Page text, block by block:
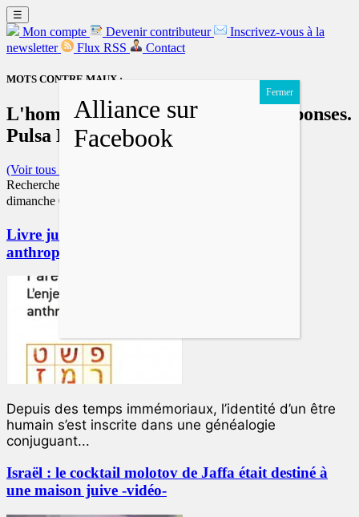
☰
Mon compte Devenir contributeur
Inscrivez-vous à la
newsletter
Flux RSS Contact
MOTS CONTRE MAUX :
L'homme ne peut vivre avec des réponses.
Pulsa Di Nura Richard Sitbon
(Voir tous les mots)
Rechercher :
dimanche 09 août 2026-
Livre juif : Parent 1 – Parent 2 L’enjeu
anthropologique
Depuis des temps immémoriaux, l’identité d’un être
humain s’est inscrite dans une généalogie
conjuguant...
Israël : le cocktail molotov de Jaffa était destiné à
une maison juive -vidéo-